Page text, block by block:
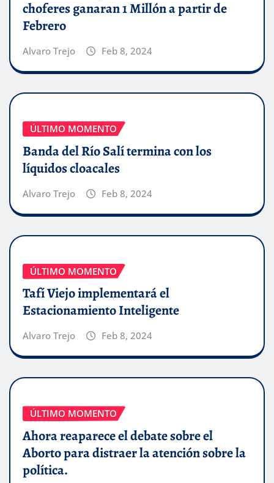
choferes ganaran 1 Millón a partir de
Febrero
Alvaro Trejo Feb 8, 2024
ÚLTIMO MOMENTO
Banda del Río Salí termina con los
líquidos cloacales
Alvaro Trejo Feb 8, 2024
ÚLTIMO MOMENTO
Tafí Viejo implementará el
Estacionamiento Inteligente
Alvaro Trejo Feb 8, 2024
ÚLTIMO MOMENTO
Ahora reaparece el debate sobre el
Aborto para distraer la atención sobre la
política.